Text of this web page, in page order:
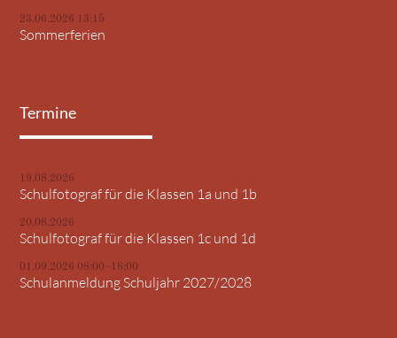
23.06.2026 13:15
Sommerferien
Termine
19.08.2026
Schulfotograf für die Klassen 1a und 1b
20.08.2026
Schulfotograf für die Klassen 1c und 1d
01.09.2026 08:00–18:00
Schulanmeldung Schuljahr 2027/2028